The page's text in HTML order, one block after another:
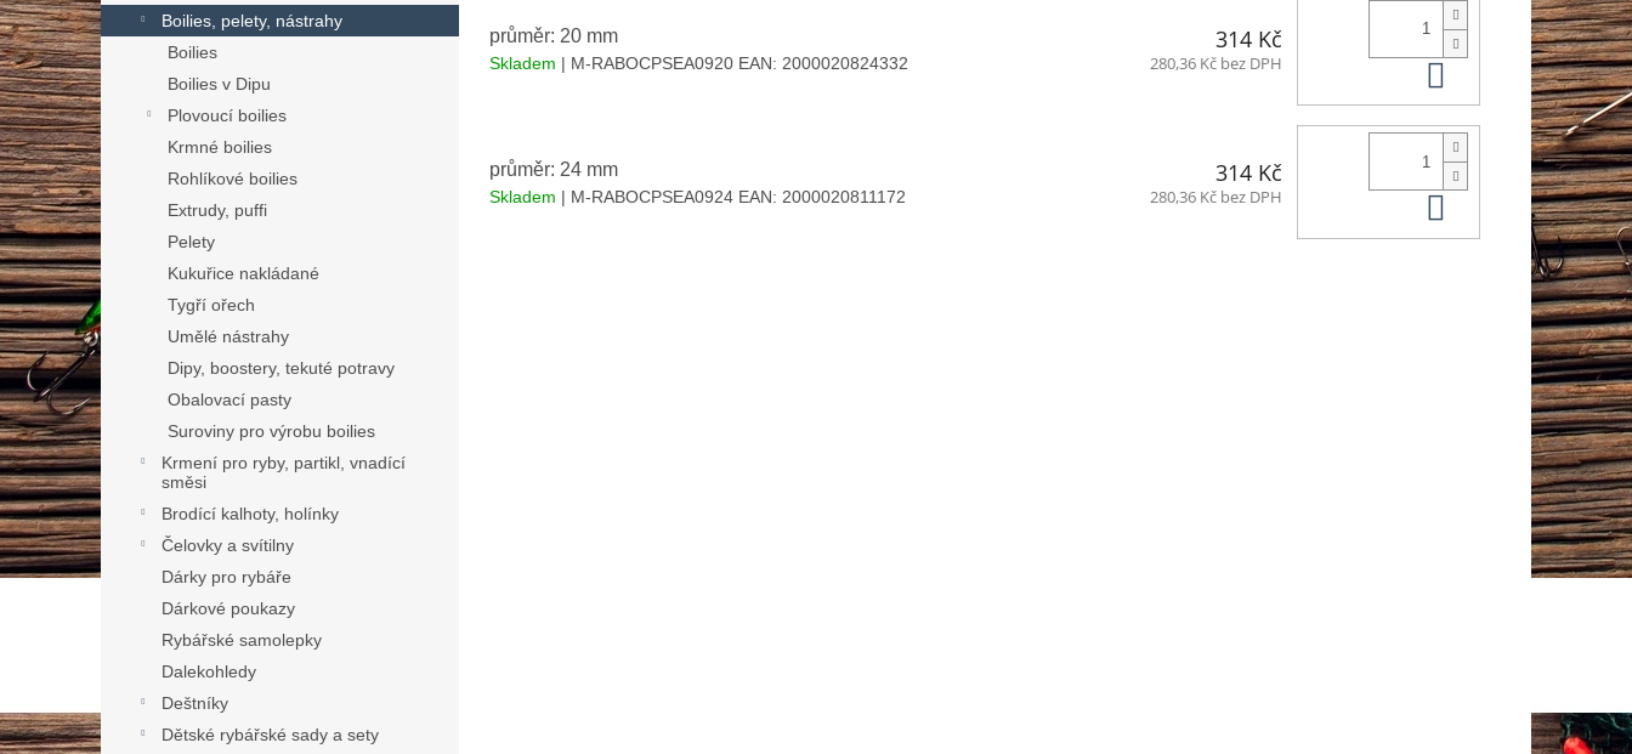
Boilies, pelety, nástrahy
Boilies
Boilies v Dipu
Plovoucí boilies
Krmné boilies
Rohlíkové boilies
Extrudy, puffi
Pelety
Kukuřice nakládané
Tygří ořech
Umělé nástrahy
Dipy, boostery, tekuté potravy
Obalovací pasty
Suroviny pro výrobu boilies
Krmení pro ryby, partikl, vnadící
směsi
Brodící kalhoty, holínky
Čelovky a svítilny
Dárky pro rybáře
Dárkové poukazy
Rybářské samolepky
Dalekohledy
Deštníky
Dětské rybářské sady a sety
průměr: 20 mm
Skladem | M-RABOCPSEA0920 EAN: 2000020824332
314 Kč
280,36 Kč bez DPH Do košíku
průměr: 24 mm
Skladem | M-RABOCPSEA0924 EAN: 2000020811172
314 Kč
280,36 Kč bez DPH Do košíku